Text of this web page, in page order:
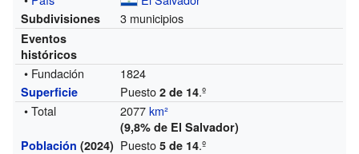
Subdivisiones 3 municipios
Eventos
históricos
• Fundación 1824
Superficie Puesto2 de 14.º
• Total
2077km²
(9,8% de El Salvador)
Población (2024) Puesto5 de 14.º